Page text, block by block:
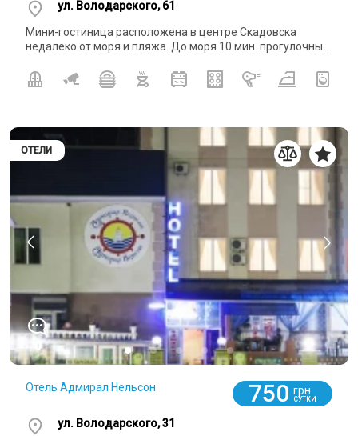
ул. Володарского, 61
Мини-гостиница расположена в центре Скадовска
недалеко от моря и пляжа. До моря 10 мин. прогулочны...
ОТЕЛИ
0
Отель Адмирал Нельсон 750 грн
СУТКИ
ул. Володарского, 31